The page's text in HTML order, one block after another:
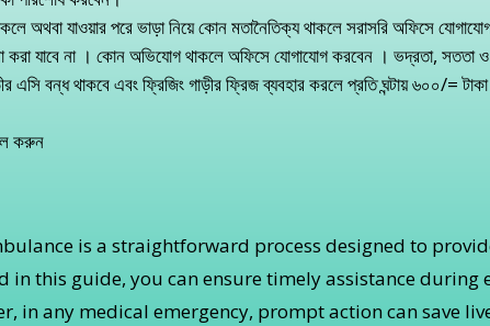
অথবা যাওয়ার পরে ভাড়া নিয়ে কোন মতানৈতিক্য থাকলে সরাসরি অফিসে
করা যাবে না । কোন অভিযোগ থাকলে অফিসে যোগাযোগ করবেন । ভদ্রতা, সততা ও
এসি বন্ধ থাকবে এবং ফ্রিজিং গাড়ীর ফ্রিজ ব্যবহার করলে প্রতি ঘন্টায় ৬০০/=
করুন
is a straightforward process designed to
this guide, you can ensure timely assistance during
in any medical emergency, prompt action can save